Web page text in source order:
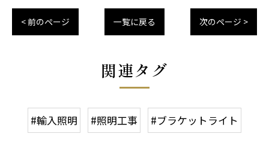
< 前のページ 一覧に戻る 次のページ >
関連タグ
#輸入照明 #照明工事 #ブラケットライト